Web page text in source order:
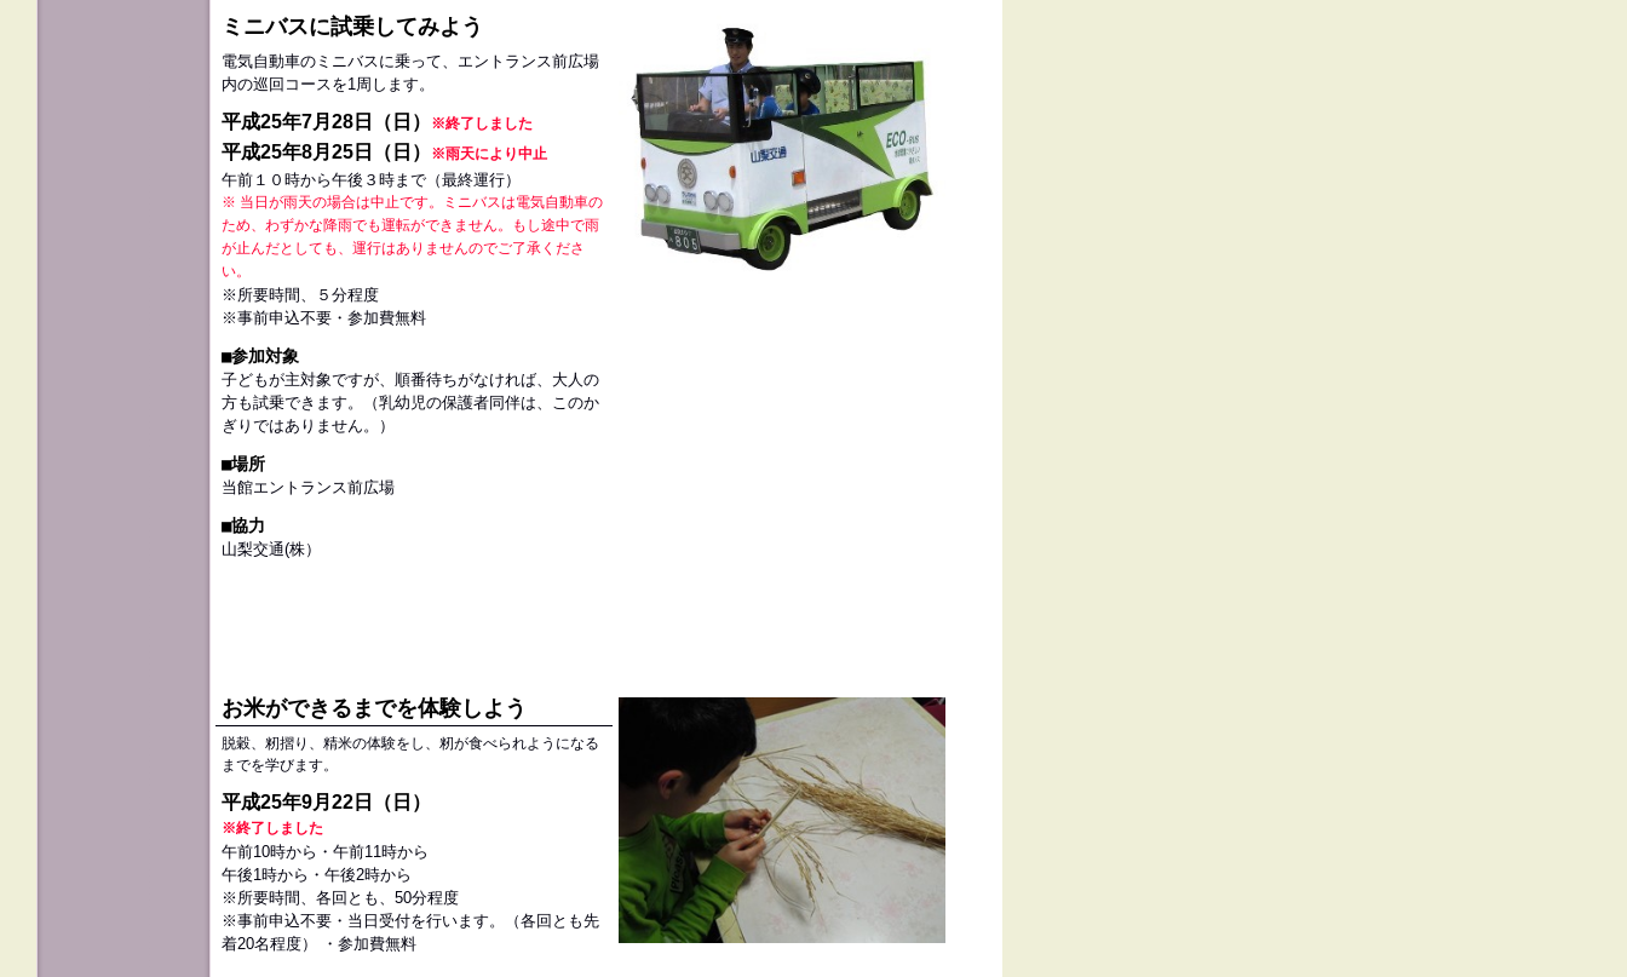
ミニバスに試乗してみよう
電気自動車のミニバスに乗って、エントランス前広場
内の巡回コースを1周します。
平成25年7月28日（日） ※終了しました
平成25年8月25日（日） ※雨天により中止
午前１０時から午後３時まで（最終運行）
※ 当日が雨天の場合は中止です。ミニバスは電気自動車の
ため、わずかな降雨でも運転ができません。もし途中で雨
が止んだとしても、運行はありませんのでご了承くださ
い。
※所要時間、５分程度
※事前申込不要・参加費無料
■参加対象
子どもが主対象ですが、順番待ちがなければ、大人の
方も試乗できます。（乳幼児の保護者同伴は、このか
ぎりではありません。）
■場所
当館エントランス前広場
■協力
山梨交通(株）
お米ができるまでを体験しよう
脱穀、籾摺り、精米の体験をし、籾が食べられようになる
までを学びます。
平成25年9月22日（日）
※終了しました
午前10時から・午前11時から
午後1時から・午後2時から
※所要時間、各回とも、50分程度
※事前申込不要・当日受付を行います。（各回とも先
着20名程度） ・参加費無料